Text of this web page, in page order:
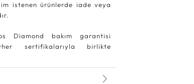
istenen ürünlerde iade veya
Diamond bakım garantisi
sertifikalarıyla birlikte